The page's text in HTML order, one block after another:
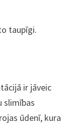
taupīgi.
ir jāveic
slimības
ūdenī, kura